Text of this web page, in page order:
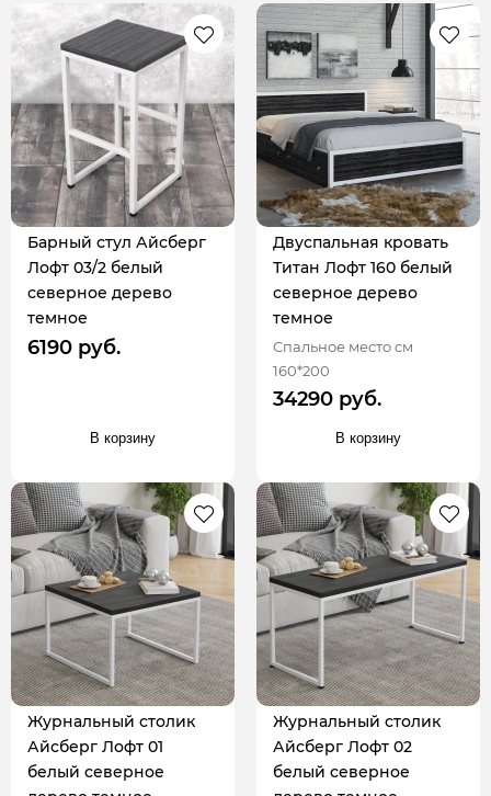
Барный стул Айсберг
Лофт 03/2 белый
северное дерево
темное
6190 руб.
В корзину
Двуспальная кровать
Титан Лофт 160 белый
северное дерево
темное
Спальное место см
160*200
34290 руб.
В корзину
Журнальный столик
Айсберг Лофт 01
белый северное
Журнальный столик
Айсберг Лофт 02
белый северное